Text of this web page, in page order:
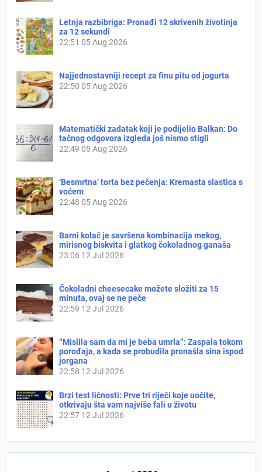
Letnja razbibriga: Pronađi 12 skrivenih životinja
za 12 sekundi
22:51 05 Aug 2026
Najjednostavniji recept za finu pitu od jogurta
22:50 05 Aug 2026
Matematički zadatak koji je podijelio Balkan: Do
tačnog odgovora izgleda još nismo stigli
22:49 05 Aug 2026
‘Besmrtna’ torta bez pečenja: Kremasta slastica s
voćem
22:48 05 Aug 2026
Barni kolač je savršena kombinacija mekog,
mirisnog biskvita i glatkog čokoladnog ganaša
23:06 12 Jul 2026
Čokoladni cheesecake možete složiti za 15
minuta, ovaj se ne peče
22:59 12 Jul 2026
“Mislila sam da mi je beba umrla”: Zaspala tokom
porođaja, a kada se probudila pronašla sina ispod
jorgana
22:58 12 Jul 2026
Brzi test ličnosti: Prve tri riječi koje uočite,
otkrivaju šta vam najviše fali u životu
22:57 12 Jul 2026